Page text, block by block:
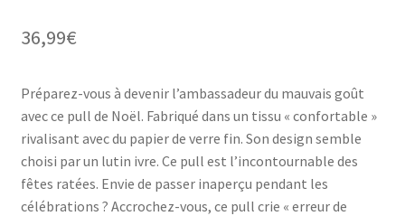
notation
36,99€
Préparez-vous à devenir l’ambassadeur du mauvais goût
avec ce pull de Noël. Fabriqué dans un tissu « confortable »
rivalisant avec du papier de verre fin. Son design semble
choisi par un lutin ivre. Ce pull est l’incontournable des
fêtes ratées. Envie de passer inaperçu pendant les
célébrations ? Accrochez-vous, ce pull crie « erreur de